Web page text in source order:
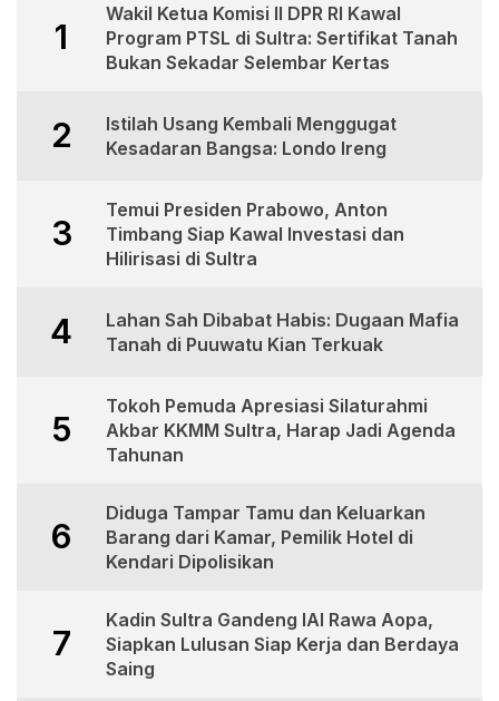
1
Wakil Ketua Komisi II DPR RI Kawal
Program PTSL di Sultra: Sertifikat Tanah
Bukan Sekadar Selembar Kertas
2
Istilah Usang Kembali Menggugat
Kesadaran Bangsa: Londo Ireng
3
Temui Presiden Prabowo, Anton
Timbang Siap Kawal Investasi dan
Hilirisasi di Sultra
4
Lahan Sah Dibabat Habis: Dugaan Mafia
Tanah di Puuwatu Kian Terkuak
5
Tokoh Pemuda Apresiasi Silaturahmi
Akbar KKMM Sultra, Harap Jadi Agenda
Tahunan
6
Diduga Tampar Tamu dan Keluarkan
Barang dari Kamar, Pemilik Hotel di
Kendari Dipolisikan
7
Kadin Sultra Gandeng IAI Rawa Aopa,
Siapkan Lulusan Siap Kerja dan Berdaya
Saing